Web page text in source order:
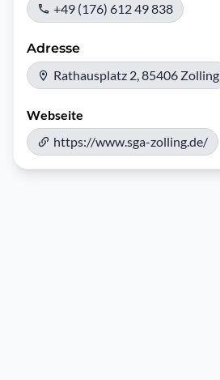
+49 (176) 612 49 838
Adresse
Rathausplatz 2, 85406 Zolling
Webseite
https://www.sga-zolling.de/